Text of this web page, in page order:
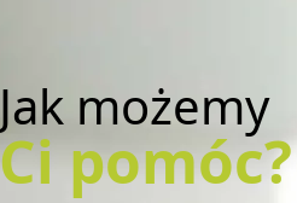
Jak możemy
Ci pomóc?